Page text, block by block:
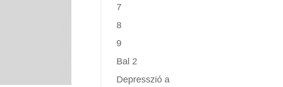
7
8
9
Bal 2
Depresszió a